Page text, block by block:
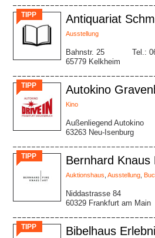
TIPP Antiquariat
Ausstellung
Bahnstr. 25
65779 Kelkheim
Tel.:
TIPP Autokino
Kino
Außenliegend Autokino
63263 Neu-Isenburg
TIPP Bernhard Knaus
Auktionshaus Ausstellung
Niddastrasse 84
60329 Frankfurt am Main
TIPP Bibelhaus